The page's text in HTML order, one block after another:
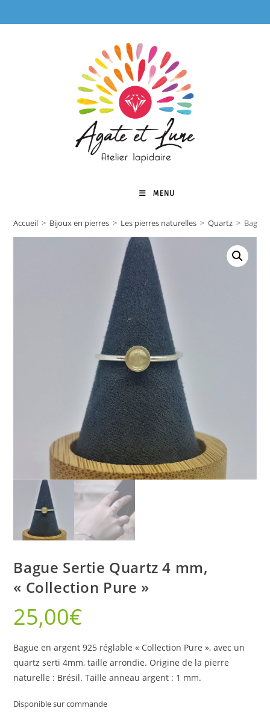
to
MENU
Accueil > Bijoux en pierres > Les pierres naturelles > Quartz > Bague
Bague Sertie Quartz 4 mm,
« Collection Pure »
25,00€
Bague en argent 925 réglable « Collection Pure », avec un
quartz serti 4mm, taille arrondie. Origine de la pierre
naturelle : Brésil. Taille anneau argent : 1 mm.
Disponible sur commande